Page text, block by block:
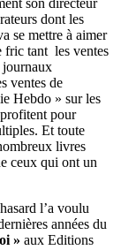
son directeur
dont les
se mettre à aimer
fric tant les ventes
journaux
ventes de
Hebdo » sur les
profitent pour
Et toute
livres
ceux qui ont un
l’a voulu
années du
» aux Editions